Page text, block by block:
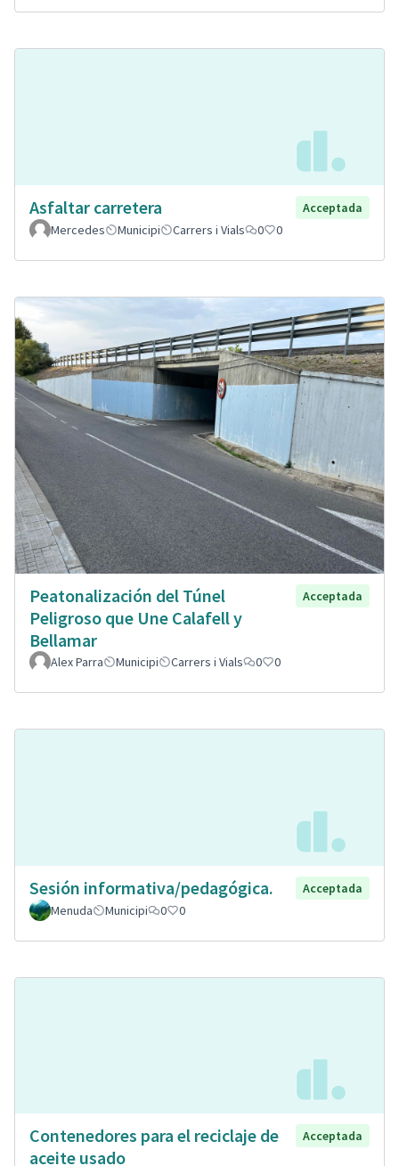
Asfaltar carretera
Acceptada
Mercedes
Municipi Carrers i Vials 0 0
Peatonalización del Túnel
Peligroso que Une Calafell y
Bellamar
Acceptada
Alex Parra Municipi Carrers i Vials 0 0
Sesión informativa/pedagógica.
Acceptada
Menuda
Municipi 0 0
Contenedores para el reciclaje de
aceite usado
Acceptada